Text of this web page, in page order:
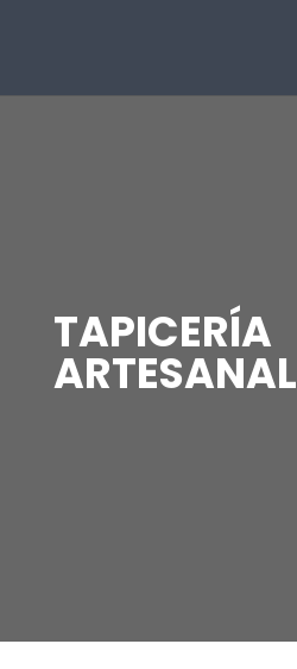
TAPICERÍA
ARTESANAL